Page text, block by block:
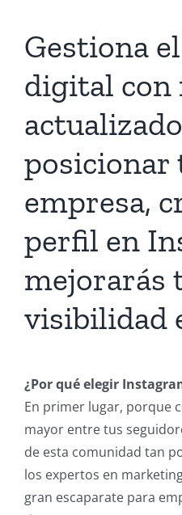
Gestiona
digital con
posicionar
empresa,
perfil en
mejorarás
visibilidad
¿Por qué elegir
En primer lugar, porque
mayor entre tus
de esta comunidad tan
los expertos en
gran escaparate para